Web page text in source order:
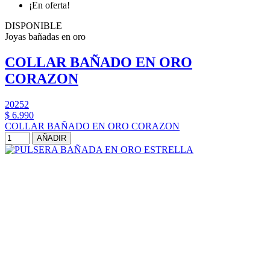
¡En oferta!
DISPONIBLE
Joyas bañadas en oro
COLLAR BAÑADO EN ORO
CORAZON
20252
$ 6.990
COLLAR BAÑADO EN ORO CORAZON
AÑADIR